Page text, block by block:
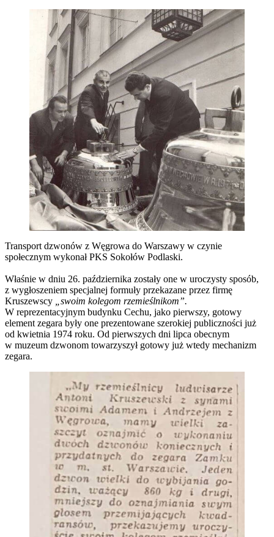
Transport dzwonów z Węgrowa do Warszawy w czynie
społecznym wykonał PKS Sokołów Podlaski.
Właśnie w dniu 26. października zostały one w uroczysty sposób,
z wygłoszeniem specjalnej formuły przekazane przez firmę
Kruszewscy
„swoim kolegom rzemieślnikom”.
W reprezentacyjnym budynku Cechu, jako pierwszy, gotowy
element zegara były one prezentowane szerokiej publiczności już
od kwietnia 1974 roku. Od pierwszych dni lipca obecnym
w muzeum dzwonom towarzyszył gotowy już wtedy mechanizm
zegara.